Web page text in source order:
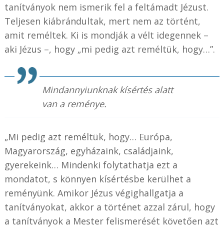
tanítványok nem ismerik fel a feltámadt Jézust.
Teljesen kiábrándultak, mert nem az történt,
amit reméltek. Ki is mondják a vélt idegennek –
aki Jézus –, hogy „mi pedig azt reméltük, hogy…”.
Mindannyiunknak kísértés alatt
van a reménye.
„Mi pedig azt reméltük, hogy… Európa,
Magyarország, egyházaink, családjaink,
gyerekeink… Mindenki folytathatja ezt a
mondatot, s könnyen kísértésbe kerülhet a
reményünk. Amikor Jézus végighallgatja a
tanítványokat, akkor a történet azzal zárul, hogy
a tanítványok a Mester felismerését követően azt